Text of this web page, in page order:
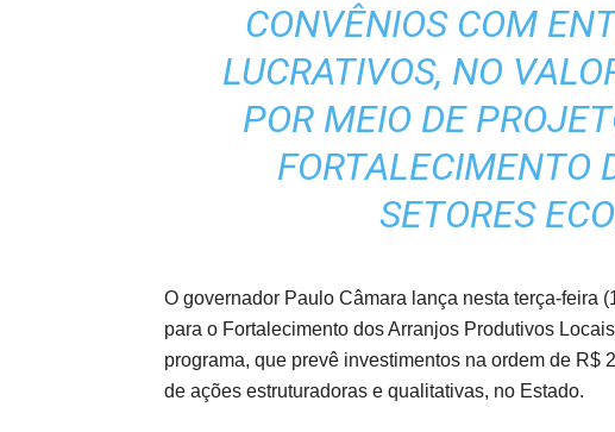
CONVÊNIOS COM
LUCRATIVOS, NO
POR MEIO DE
FORTALECIMENTO
SETORES
O governador Paulo Câmara lança nesta terça-feira
para o Fortalecimento dos Arranjos Produtivos
programa, que prevê investimentos na ordem de R$
de ações estruturadoras e qualitativas, no Estado.